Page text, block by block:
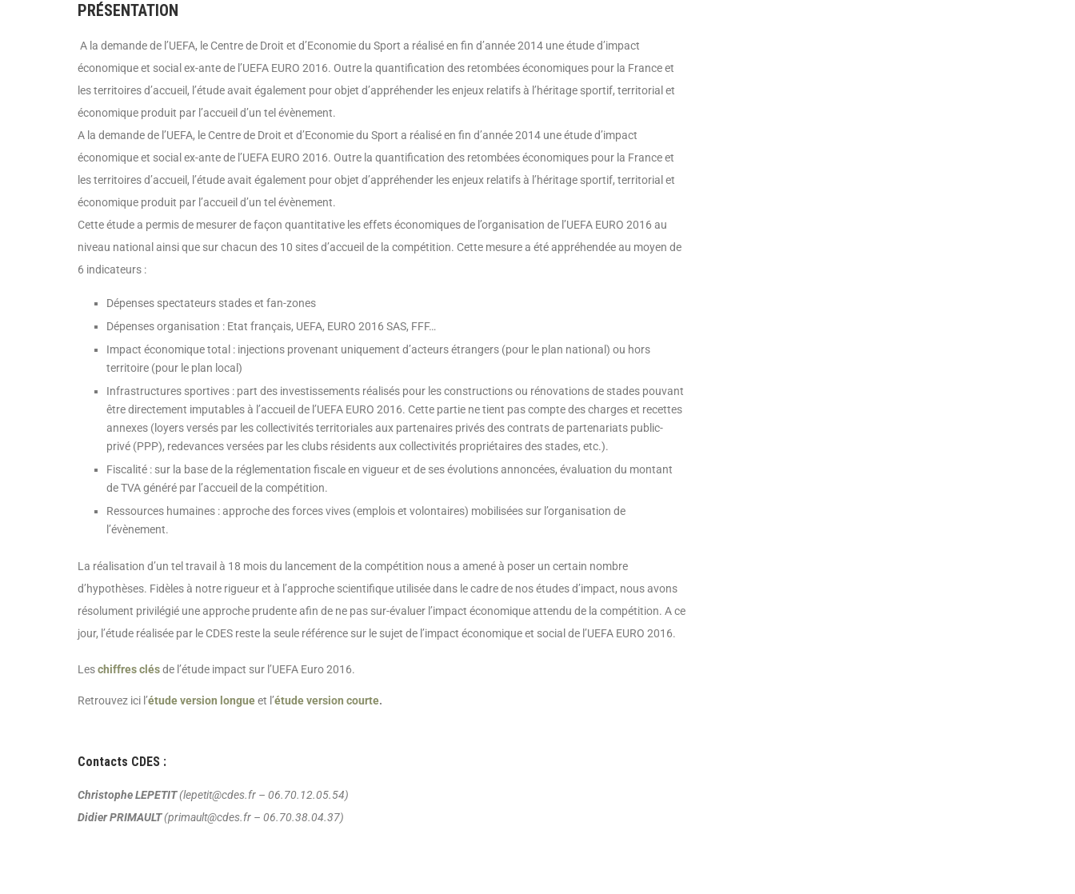
PRÉSENTATION
A la demande de l’UEFA, le Centre de Droit et d’Economie du Sport a réalisé en fin d’année 2014 une étude d’impact
économique et social ex-ante de l’UEFA EURO 2016. Outre la quantification des retombées économiques pour la France et
les territoires d’accueil, l’étude avait également pour objet d’appréhender les enjeux relatifs à l’héritage sportif, territorial et
économique produit par l’accueil d’un tel évènement.
A la demande de l’UEFA, le Centre de Droit et d’Economie du Sport a réalisé en fin d’année 2014 une étude d’impact
économique et social ex-ante de l’UEFA EURO 2016. Outre la quantification des retombées économiques pour la France et
les territoires d’accueil, l’étude avait également pour objet d’appréhender les enjeux relatifs à l’héritage sportif, territorial et
économique produit par l’accueil d’un tel évènement.
Cette étude a permis de mesurer de façon quantitative les effets économiques de l’organisation de l’UEFA EURO 2016 au
niveau national ainsi que sur chacun des 10 sites d’accueil de la compétition. Cette mesure a été appréhendée au moyen de
6 indicateurs :
Dépenses spectateurs stades et fan-zones
Dépenses organisation : Etat français, UEFA, EURO 2016 SAS, FFF…
Impact économique total : injections provenant uniquement d’acteurs étrangers (pour le plan national) ou hors
territoire (pour le plan local)
Infrastructures sportives : part des investissements réalisés pour les constructions ou rénovations de stades pouvant
être directement imputables à l’accueil de l’UEFA EURO 2016. Cette partie ne tient pas compte des charges et recettes
annexes (loyers versés par les collectivités territoriales aux partenaires privés des contrats de partenariats public-
privé (PPP), redevances versées par les clubs résidents aux collectivités propriétaires des stades, etc.).
Fiscalité : sur la base de la réglementation fiscale en vigueur et de ses évolutions annoncées, évaluation du montant
de TVA généré par l’accueil de la compétition.
Ressources humaines : approche des forces vives (emplois et volontaires) mobilisées sur l’organisation de
l’évènement.
La réalisation d’un tel travail à 18 mois du lancement de la compétition nous a amené à poser un certain nombre
d’hypothèses. Fidèles à notre rigueur et à l’approche scientifique utilisée dans le cadre de nos études d’impact, nous avons
résolument privilégié une approche prudente afin de ne pas sur-évaluer l’impact économique attendu de la compétition. A ce
jour, l’étude réalisée par le CDES reste la seule référence sur le sujet de l’impact économique et social de l’UEFA EURO 2016.
Leschiffres clésde l’étude impact sur l’UEFA Euro 2016.
Retrouvez ici l’étude version longueet l’étude version courte.
Contacts CDES :
Christophe LEPETIT(lepetit@cdes.fr – 06.70.12.05.54)
Didier PRIMAULT(primault@cdes.fr – 06.70.38.04.37)